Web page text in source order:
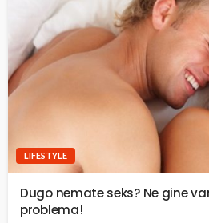
LIFESTYLE
Dugo nemate seks? Ne gine
problema!